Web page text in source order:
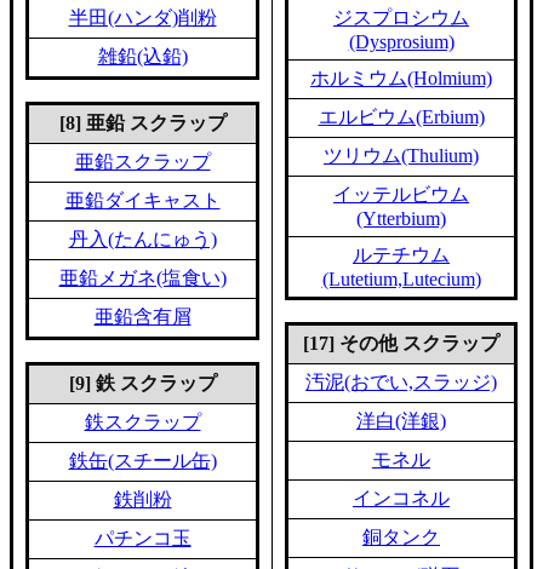
半田(ハンダ)削粉
雑鉛(込鉛)
[8] 亜鉛 スクラップ
亜鉛スクラップ
亜鉛ダイキャスト
丹入(たんにゅう)
亜鉛メガネ(塩食い)
亜鉛含有屑
[9] 鉄 スクラップ
鉄スクラップ
鉄缶(スチール缶)
鉄削粉
パチンコ玉
ジスプロシウム
(Dysprosium)
ホルミウム(Holmium)
エルビウム(Erbium)
ツリウム(Thulium)
イッテルビウム
(Ytterbium)
ルテチウム
(Lutetium,Lutecium)
[17] その他 スクラップ
汚泥(おでい,スラッジ)
洋白(洋銀)
モネル
インコネル
銅タンク